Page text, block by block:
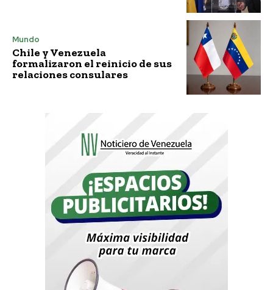
Mundo
Chile y Venezuela
formalizaron el reinicio de sus
relaciones consulares